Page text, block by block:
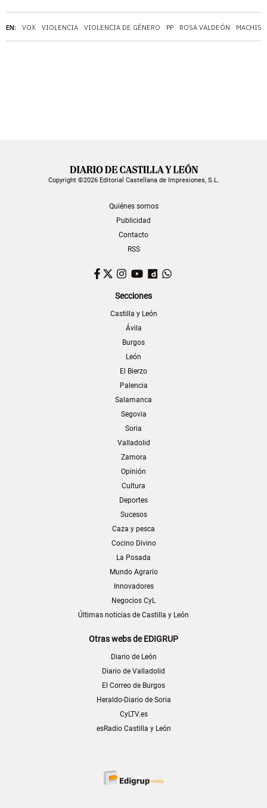
EN: VOX VIOLENCIA VIOLENCIA DE GÉNERO PP ROSA VALDEÓN
Copyright ©2026 Editorial Castellana de Impresiones, S.L.
Quiénes somos
Publicidad
Contacto
RSS
Facebook
TwitterInstagram
YouTubeDailymotion
Secciones
Castilla y León
Ávila
Burgos
León
El Bierzo
Palencia
Salamanca
Segovia
Soria
Valladolid
Zamora
Opinión
Cultura
Deportes
Sucesos
Caza y pesca
Cocino Divino
La Posada
Mundo Agrario
Innovadores
Negocios CyL
Últimas noticias de Castilla y León
Otras webs de EDIGRUP
Diario de León
Diario de Valladolid
El Correo de Burgos
Heraldo-Diario de Soria
CyLTV.es
esRadio Castilla y León